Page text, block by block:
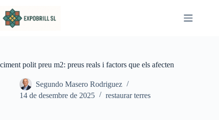
ciment polit preu m2: preus reals i factors que els afecten
Segundo Masero Rodriguez
14 de desembre de 2025
restaurar terres